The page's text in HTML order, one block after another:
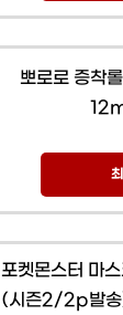
뽀로로 증착
포켓몬스터 마
(시즌2/2p발송